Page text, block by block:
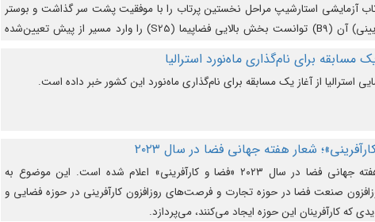
آزمایشی استارشیپ مراحل نخستین پرتاب را با موفقیت پشت سر گذاشت و بوستر
(بخش پایینی) آن (B9) توانست بخش بالایی فضاپیما (S25) را وارد مسیر از پیش تعیین‌شده
با یک مکانیزم جدید با موفقیت از آن جدا شود.
مسابقه برای نام‌گذاری ماه‌نورد استرالیا
استرالیا از آغاز یک مسابقه برای نام‌گذاری ماه‌نورد این کشور خبر داده است.
شعار هفته جهانی فضا در سال ۲۰۲۳
موضوع هفته جهانی فضا در سال ۲۰۲۳ «فضا و کارآفرینی» اعلام شده است. این موضوع به
صنعت فضا در حوزه تجارت و فرصت‌های روزافزون کارآفرینی در حوزه فضایی و
که کارآفرینان این حوزه ایجاد می‌کنند، می‌پردازد.